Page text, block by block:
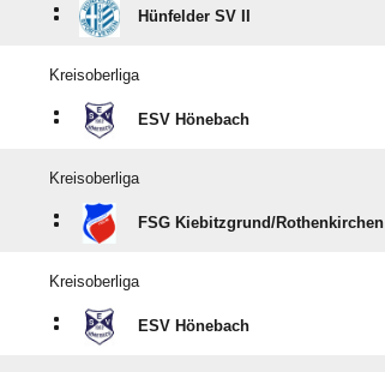
: Hünfelder SV II
Kreisoberliga
: ESV Hönebach
Kreisoberliga
: FSG Kiebitzgrund/​Rothenkirchen
Kreisoberliga
: ESV Hönebach